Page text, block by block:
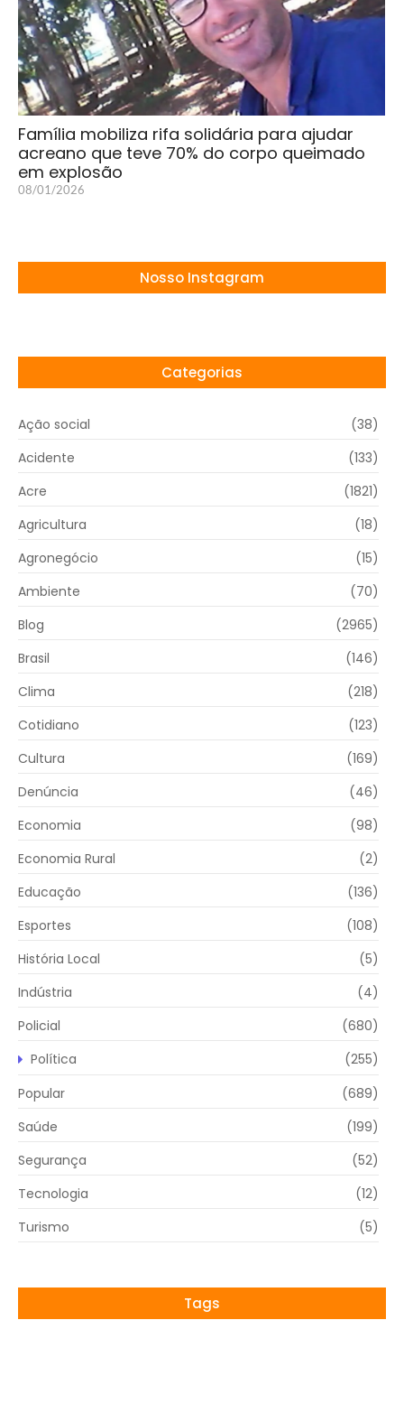
Família mobiliza rifa solidária para ajudar
acreano que teve 70% do corpo queimado
em explosão
08/01/2026
Nosso Instagram
Categorias
Ação social
(38)
Acidente
(133)
Acre
(1821)
Agricultura
(18)
Agronegócio
(15)
Ambiente
(70)
Blog
(2965)
Brasil
(146)
Clima
(218)
Cotidiano
(123)
Cultura
(169)
Denúncia
(46)
Economia
(98)
Economia Rural
(2)
Educação
(136)
Esportes
(108)
História Local
(5)
Indústria
(4)
Policial
(680)
Política
(255)
Popular
(689)
Saúde
(199)
Segurança
(52)
Tecnologia
(12)
Turismo
(5)
Tags